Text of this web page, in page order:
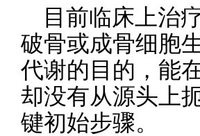
目前临床上治
破骨或成骨细胞
代谢的目的，能
却没有从源头上
键初始步骤。